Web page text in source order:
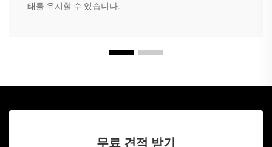
태를 유지할 수 있습니다.
무료 견적 받기